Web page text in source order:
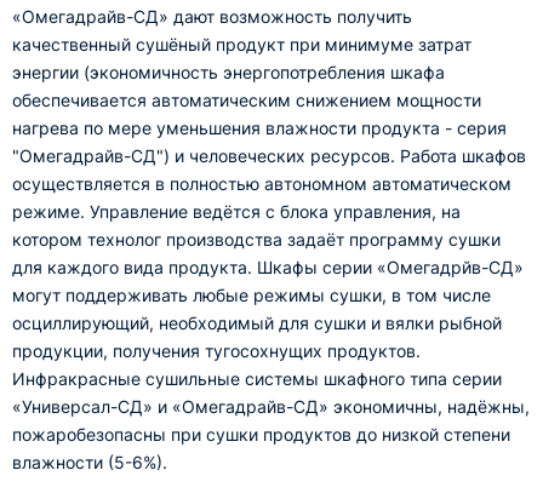
«Омегадрайв-СД» дают возможность получить
качественный сушёный продукт при минимуме затрат
энергии (экономичность энергопотребления шкафа
обеспечивается автоматическим снижением мощности
нагрева по мере уменьшения влажности продукта - серия
"Омегадрайв-СД") и человеческих ресурсов. Работа шкафов
осуществляется в полностью автономном автоматическом
режиме. Управление ведётся с блока управления, на
котором технолог производства задаёт программу сушки
для каждого вида продукта. Шкафы серии «Омегадрйв-СД»
могут поддерживать любые режимы сушки, в том числе
осциллирующий, необходимый для сушки и вялки рыбной
продукции, получения тугосохнущих продуктов.
Инфракрасные сушильные системы шкафного типа серии
«Универсал-СД» и «Омегадрайв-СД» экономичны, надёжны,
пожаробезопасны при сушки продуктов до низкой степени
влажности (5-6%).